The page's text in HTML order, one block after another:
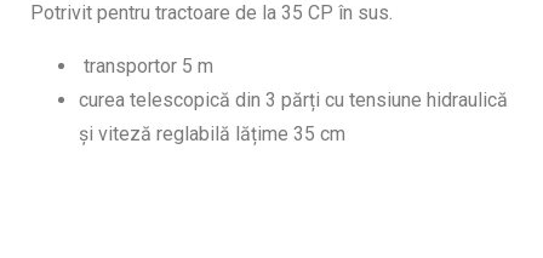
Potrivit pentru tractoare de la 35 CP în sus.
transportor 5 m
curea telescopică din 3 părți cu tensiune hidraulică
și viteză reglabilă lățime 35 cm